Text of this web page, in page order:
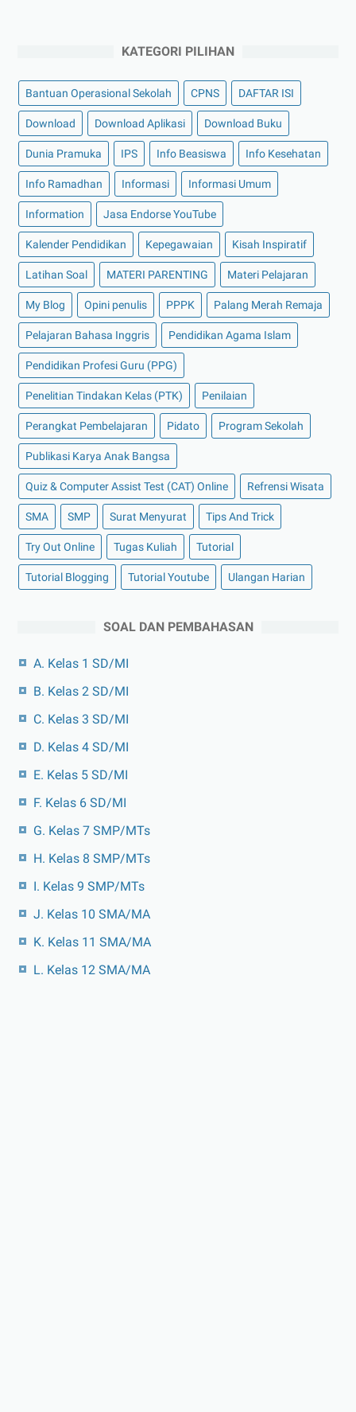
KATEGORI PILIHAN
Bantuan Operasional Sekolah CPNS DAFTAR ISI
Download Download Aplikasi Download Buku
Dunia Pramuka IPS Info Beasiswa Info Kesehatan
Info Ramadhan Informasi Informasi Umum
Information Jasa Endorse YouTube
Kalender Pendidikan Kepegawaian Kisah Inspiratif
Latihan Soal MATERI PARENTING Materi Pelajaran
My Blog Opini penulis PPPK Palang Merah Remaja
Pelajaran Bahasa Inggris Pendidikan Agama Islam
Pendidikan Profesi Guru (PPG)
Penelitian Tindakan Kelas (PTK) Penilaian
Perangkat Pembelajaran Pidato Program Sekolah
Publikasi Karya Anak Bangsa
Quiz & Computer Assist Test (CAT) Online Refrensi Wisata
SMA SMP Surat Menyurat Tips And Trick
Try Out Online Tugas Kuliah Tutorial
Tutorial Blogging Tutorial Youtube Ulangan Harian
SOAL DAN PEMBAHASAN
A. Kelas 1 SD/MI
B. Kelas 2 SD/MI
C. Kelas 3 SD/MI
D. Kelas 4 SD/MI
E. Kelas 5 SD/MI
F. Kelas 6 SD/MI
G. Kelas 7 SMP/MTs
H. Kelas 8 SMP/MTs
I. Kelas 9 SMP/MTs
J. Kelas 10 SMA/MA
K. Kelas 11 SMA/MA
L. Kelas 12 SMA/MA